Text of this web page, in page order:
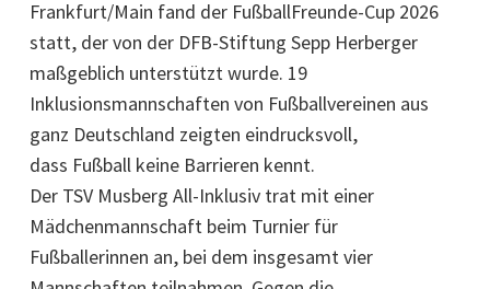
Frankfurt/Main fand der FußballFreunde-Cup 2026
statt, der von der DFB-Stiftung Sepp Herberger
maßgeblich unterstützt wurde. 19
Inklusionsmannschaften von Fußballvereinen aus
ganz Deutschland zeigten eindrucksvoll,
dass Fußball keine Barrieren kennt.
Der TSV Musberg All-Inklusiv trat mit einer
Mädchenmannschaft beim Turnier für
Fußballerinnen an, bei dem insgesamt vier